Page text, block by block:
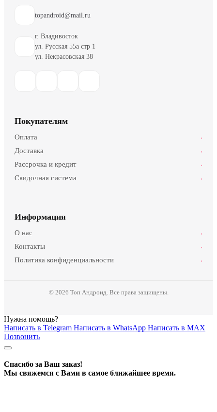
topandroid@mail.ru
г. Владивосток
ул. Русская 55а стр 1
ул. Некрасовская 38
Покупателям
Оплата ›
Доставка ›
Рассрочка и кредит ›
Скидочная система ›
Информация
О нас ›
Контакты ›
Политика конфиденциальности ›
© 2026 Топ Андроид. Все права защищены.
Нужна помощь?
Написать в Telegram Написать в WhatsApp Написать в MAX
Позвонить
Спасибо за Ваш заказ!
Мы свяжемся с Вами в самое ближайшее время.